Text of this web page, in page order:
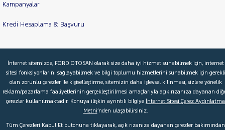
Kampanyalar
Kredi Hesaplama & Başvuru
© 2026 Ford Türkiye Ford Kurumsal Hakkımızda
Şartlar & Kişisel Verilerin Korunması Faydalı Bağlantılar
Çerez Tercihleri
İnternet sitemizde, FORD OTOSAN olarak size daha iyi hizmet sunabilmek için, internet
sitesi fonksiyonlarını sağlayabilmek ve bilgi toplumu hizmetlerini sunabilmek için gerekli
olan zorunlu çerezler ile kişiselleştirme, sitemizin daha işlevsel kılınması, sizlere yönelik
reklam/pazarlama faaliyetlerinin gerçekleştirilmesi amaçlarıyla açık rızanıza dayanan
çerezler kullanılmaktadır. Konuya ilişkin ayrıntılı bilgiye İnternet Sitesi Çerez Aydınlatma
Metni’nden ulaşabilirsiniz.
Tüm Çerezleri Kabul Et butonuna tıklayarak, açık rızanıza dayanan çerezler bakımından